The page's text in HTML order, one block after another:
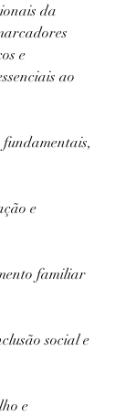
da
e
ao
e
familiar
social e
e